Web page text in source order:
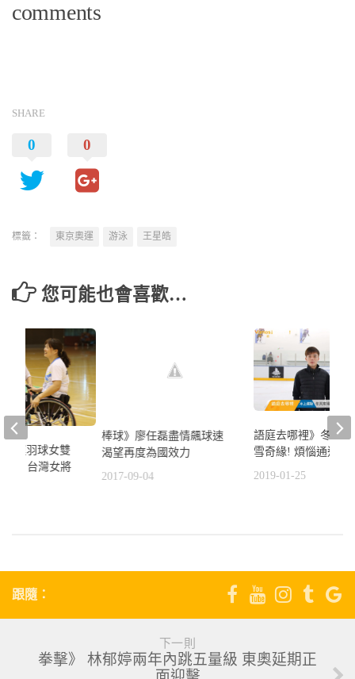
comments
SHARE
0 0
標籤： 東京奧運 游泳 王星皓
您可能也會喜歡…
棒球》廖任磊盡情飆球速
渴望再度為國效力
2017-09-04
語庭去哪裡》冬天
雪奇緣! 煩惱通通let
2019-01-25
帕運羽球女雙
組賽 台灣女將
跟隨：
下一則
拳擊》 林郁婷兩年內跳五量級 東奧延期正